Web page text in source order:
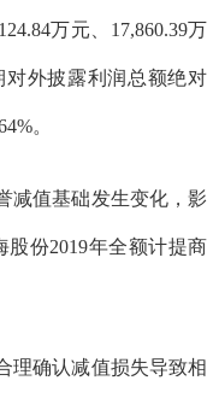
万元、17,860.39万
对外披露利润总额绝对
。
减值基础发生变化，影
股份2019年全额计提商
理确认减值损失导致相